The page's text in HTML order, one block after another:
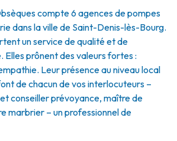
compte 6 agences de pompes
dans la ville de Saint-Denis-lès-Bourg.
un service de qualité et de
Elles prônent des valeurs fortes :
Leur présence au niveau local
de chacun de vos interlocuteurs –
conseiller prévoyance, maître de
marbrier – un professionnel de